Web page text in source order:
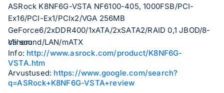
ASRock K8NF6G-VSTA NF6100-405, 1000FSB/PCI-
Ex16/PCI-Ex1/PCIx2/VGA 256MB
GeForce6/2xDDR400/1xATA/2xSATA2/RAID 0,1 JBOD/8-
ch sound/LAN/mATX
Vähem
Info: http://www.asrock.com/product/K8NF6G-
VSTA.htm
Arvustused: https://www.google.com/search?
q=ASRock+K8NF6G-VSTA+review